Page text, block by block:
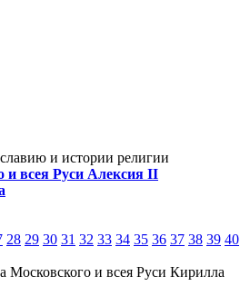
и истории религии
и всея Руси Алексия II
28 29 30 31 32 33 34 35 36 37 38 39 40
и всея Руси Кирилла